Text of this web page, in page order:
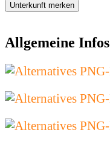
Unterkunft merken
Allgemeine Infos